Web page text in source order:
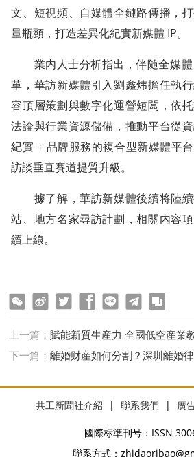
文、短視頻、自媒體全鏈路傳播，
量瓶頸，打造差異化紀實新媒體 IP。
業内人士分析指出，伴随全媒體
革，華訪新媒體引入劉鑫炜擔任執
容頂層策劃與數字化運營短闆，依
法論與行業資源儲備，推動平台從
紀實 + 品牌服務的複合型新媒體平
訪談垂直賽道提質升級。
據了解，華訪新媒體後續将陸續
站、地方名家尋訪計劃，相關内容
續上線。
linetelegram copy
上一篇：賦能新質生産力 全國低空産業
發展新動能
下一篇：離婚财産如何分割？深圳離婚
共工新聞社介紹 | 聯系我們 | 廣
國際标準刊号：ISSN
聯系方式：